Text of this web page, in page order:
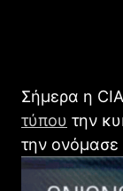
Σήμερα η CIA
τύπου την
την ονόμασε